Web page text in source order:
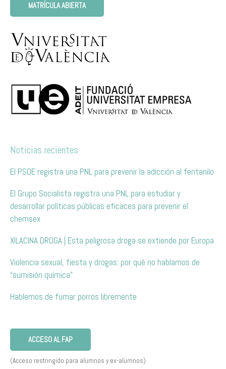
MATRÍCULA ABIERTA
Noticias recientes
El PSOE registra una PNL para prevenir la adicción al fentanilo
El Grupo Socialista registra una PNL para estudiar y
desarrollar políticas públicas eficaces para prevenir el
chemsex
XILACINA DROGA | Esta peligrosa droga se extiende por Europa
Violencia sexual, fiesta y drogas: por qué no hablamos de
“sumisión química”
Hablemos de fumar porros libremente
ACCESO AL FAP
(Acceso restringido para alumnos y ex-alumnos)